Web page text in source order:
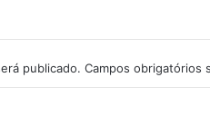
publicado. Campos obrigatórios